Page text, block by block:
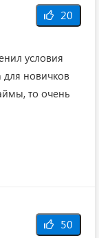
20
условия
для новичков
то очень
50